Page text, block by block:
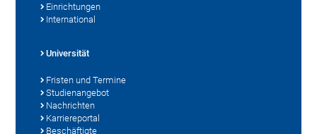
Einrichtungen
International
Universität
Fristen und Termine
Studienangebot
Nachrichten
Karriereportal
Beschäftigte